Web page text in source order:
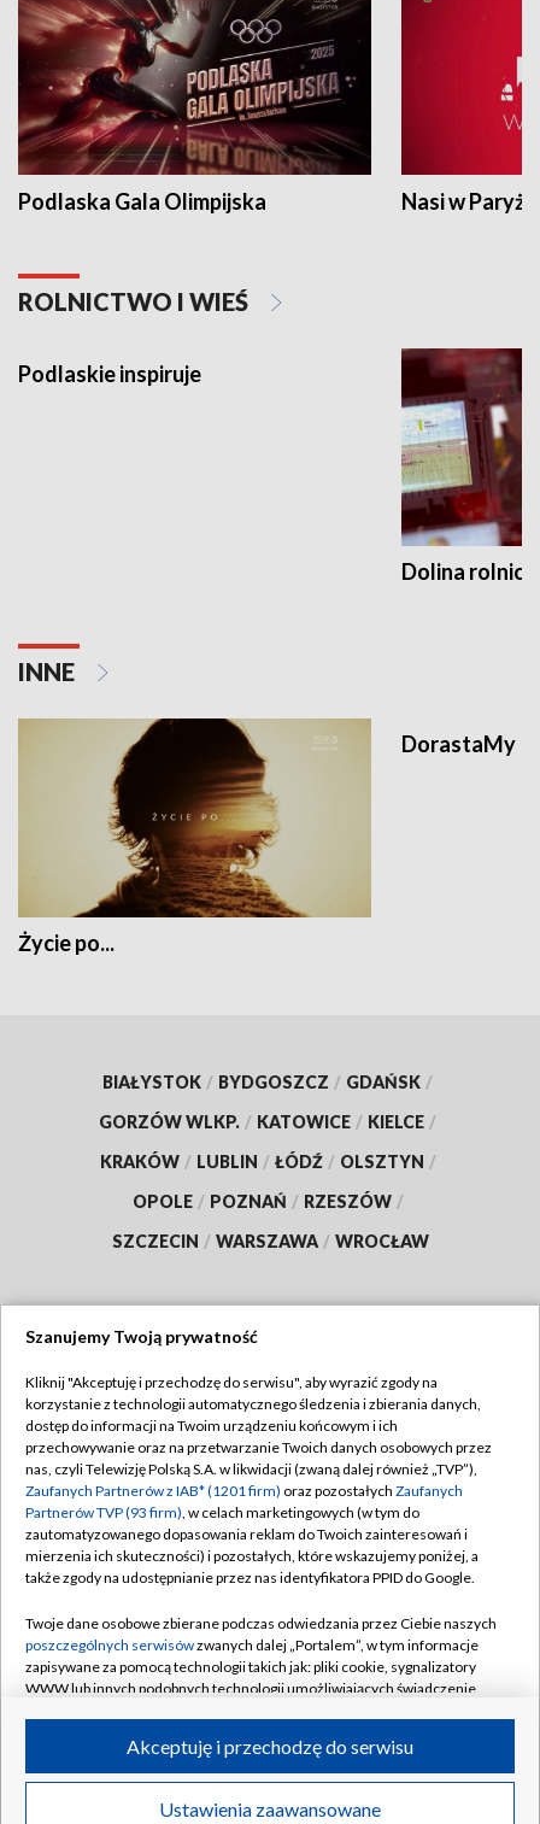
Podlaska Gala Olimpijska Nasi w Paryżu
ROLNICTWO I WIEŚ
Podlaskie inspiruje
Dolina
INNE
Życie po...
DorastaMy
BIAŁYSTOK / BYDGOSZCZ / GDAŃSK /
GORZÓW WLKP. / KATOWICE / KIELCE /
KRAKÓW / LUBLIN / ŁÓDŹ / OLSZTYN /
OPOLE / POZNAŃ / RZESZÓW /
SZCZECIN / WARSZAWA / WROCŁAW
TVP
Abonament TVP
Emisja w TVP
Centrum informacji TVP
Naziemna Telewizja Cyfrowa
Rada Programowa
System NOS
Informacje o nadawcy
Program dla prasy
Regulamin TVP
Polityka prywatności
Moje zgody
Pomoc
Kontakt
Kanały
©2026 Telewizja Polska S.A. w likwidacji
Szanujemy Twoją prywatność
Kliknij "Akceptuję i przechodzę do serwisu", aby wyrazić zgody na
korzystanie z technologii automatycznego śledzenia i zbierania danych,
dostęp do informacji na Twoim urządzeniu końcowym i ich
przechowywanie oraz na przetwarzanie Twoich danych osobowych przez
nas, czyli Telewizję Polską S.A. w likwidacji (zwaną dalej również „TVP”),
Zaufanych Partnerów z IAB* (1201 firm) oraz pozostałych Zaufanych
Partnerów TVP (93 firm), w celach marketingowych (w tym do
zautomatyzowanego dopasowania reklam do Twoich zainteresowań i
mierzenia ich skuteczności) i pozostałych, które wskazujemy poniżej, a
także zgody na udostępnianie przez nas identyfikatora PPID do Google.
Twoje dane osobowe zbierane podczas odwiedzania przez Ciebie naszych
poszczególnych serwisówzwanych dalej „Portalem”, w tym informacje
zapisywane za pomocą technologii takich jak: pliki cookie, sygnalizatory
WWW lub innych podobnych technologii umożliwiających świadczenie
ruchu w Internecie.
Twoje dane osobowe zbierane podczas odwiedzania przez Ciebie
Ustawienia zaawansowane
Akceptuję i przechodzę do serwisu